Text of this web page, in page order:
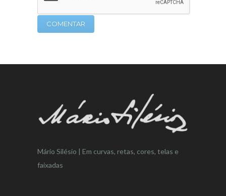
Mário Silésio | Em curvas, retas, cores, telas e
faixadas